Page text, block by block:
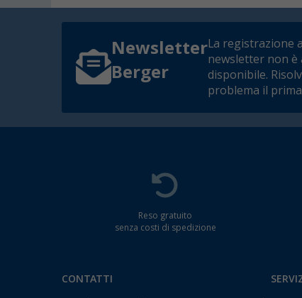
Newsletter
Berger
La registrazione
newsletter non è
disponibile.
problema il
Reso gratuito
senza costi di spedizione
CONTATTI